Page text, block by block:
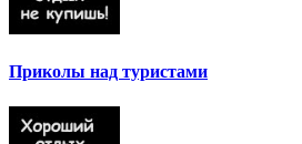
Приколы над туристами